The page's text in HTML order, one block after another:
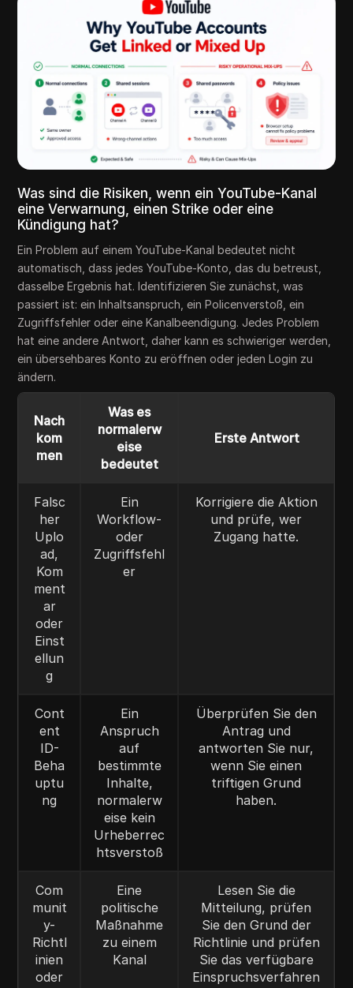
Was sind die Risiken, wenn ein YouTube-Kanal
eine Verwarnung, einen Strike oder eine
Kündigung hat?
Ein Problem auf einem YouTube-Kanal bedeutet nicht
automatisch, dass jedes YouTube-Konto, das du betreust,
dasselbe Ergebnis hat. Identifizieren Sie zunächst, was
passiert ist: ein Inhaltsanspruch, ein Policenverstoß, ein
Zugriffsfehler oder eine Kanalbeendigung. Jedes Problem
hat eine andere Antwort, daher kann es schwieriger werden,
ein übersehbares Konto zu eröffnen oder jeden Login zu
ändern.
Nach
kom
men
Was es
normalerw
eise
bedeutet
Erste Antwort
Falsc
her
Uplo
ad,
Kom
ment
ar
oder
Einst
ellun
g
Ein
Workflow-
oder
Zugriffsfehl
er
Korrigiere die Aktion
und prüfe, wer
Zugang hatte.
Cont
ent
ID-
Beha
uptu
ng
Ein
Anspruch
auf
bestimmte
Inhalte,
normalerw
eise kein
Urheberrec
htsverstoß
Überprüfen Sie den
Antrag und
antworten Sie nur,
wenn Sie einen
triftigen Grund
haben.
Com
munit
y-
Richtl
inien
oder
Eine
politische
Maßnahme
zu einem
Kanal
Lesen Sie die
Mitteilung, prüfen
Sie den Grund der
Richtlinie und prüfen
Sie das verfügbare
Einspruchsverfahren